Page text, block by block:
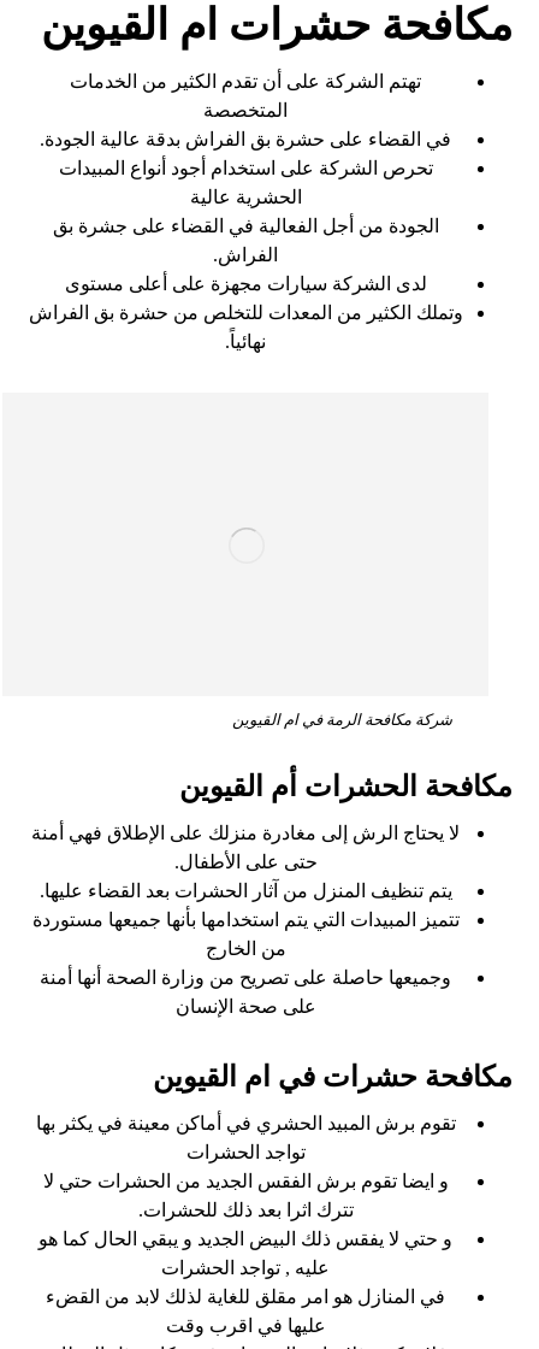
مكافحة حشرات ام القيوين
تهتم الشركة على أن تقدم الكثير من الخدمات
المتخصصة
في القضاء على حشرة بق الفراش بدقة عالية الجودة.
تحرص الشركة على استخدام أجود أنواع المبيدات
الحشرية عالية
الجودة من أجل الفعالية في القضاء على جشرة بق
الفراش.
لدى الشركة سيارات مجهزة على أعلى مستوى
وتملك الكثير من المعدات للتخلص من حشرة بق الفراش
نهائياً.
شركة مكافحة الرمة في ام القيوين
مكافحة الحشرات أم القيوين
لا يحتاج الرش إلى مغادرة منزلك على الإطلاق فهي أمنة
حتى على الأطفال.
يتم تنظيف المنزل من آثار الحشرات بعد القضاء عليها.
تتميز المبيدات التي يتم استخدامها بأنها جميعها مستوردة
من الخارج
وجميعها حاصلة على تصريح من وزارة الصحة أنها أمنة
على صحة الإنسان
مكافحة حشرات في ام القيوين
تقوم برش المبيد الحشري في أماكن معينة في يكثر بها
تواجد الحشرات
و ايضا تقوم برش الفقس الجديد من الحشرات حتي لا
تترك اثرا بعد ذلك للحشرات.
و حتي لا يفقس ذلك البيض الجديد و يبقي الحال كما هو
عليه , تواجد الحشرات
في المنازل هو امر مقلق للغاية لذلك لابد من القضء
عليها في اقرب وقت